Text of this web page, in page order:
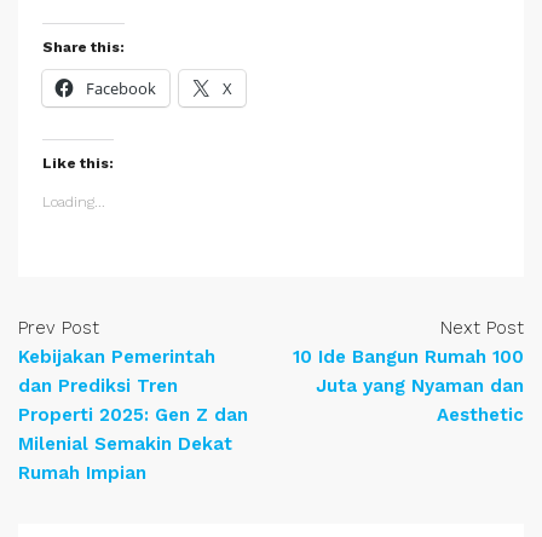
Share this:
Facebook X
Like this:
Loading...
Prev Post
Kebijakan Pemerintah
dan Prediksi Tren
Properti 2025: Gen Z dan
Milenial Semakin Dekat
Rumah Impian
Next Post
10 Ide Bangun Rumah 100
Juta yang Nyaman dan
Aesthetic